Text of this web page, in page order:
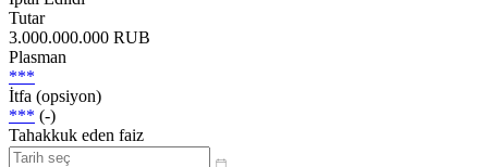
Tutar
3.000.000.000 RUB
Plasman
***
İtfa (opsiyon)
*** (-)
Tahakkuk eden faiz